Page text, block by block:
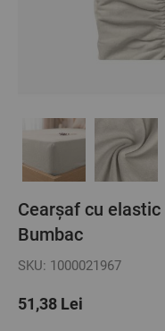
Cearșaf cu
Bumbac
SKU: 1000021967
51,38 Lei